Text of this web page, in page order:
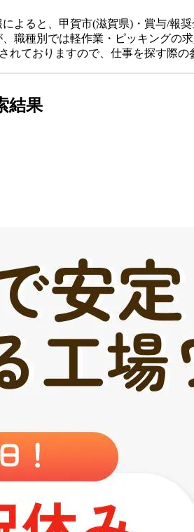
よると、甲賀市(滋賀県)・賞与/報
職種別では軽作業・ピッキングの
れておりますので、仕事を探す際の
結果